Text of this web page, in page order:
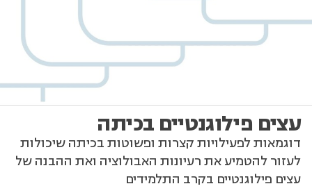
עצים פילוגנטיים בכיתה
דוגמאות לפעילויות קצרות ופשוטות בכיתה שיכולות
לעזור להטמיע את רעיונות האבולוציה ואת ההבנה של
עצים פילוגנטיים בקרב התלמידים